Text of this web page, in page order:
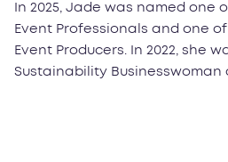
In 2025, Jade was named one
Event Professionals and one of
Event Producers. In 2022, she
Sustainability Businesswoman